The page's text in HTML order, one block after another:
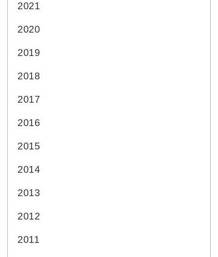
2021
2020
2019
2018
2017
2016
2015
2014
2013
2012
2011